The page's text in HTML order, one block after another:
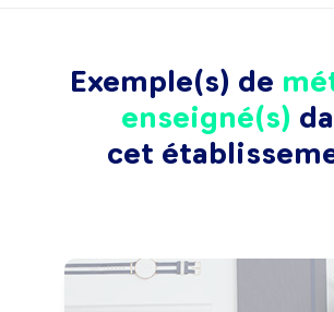
Exemple(s) de
enseigné(s)
cet